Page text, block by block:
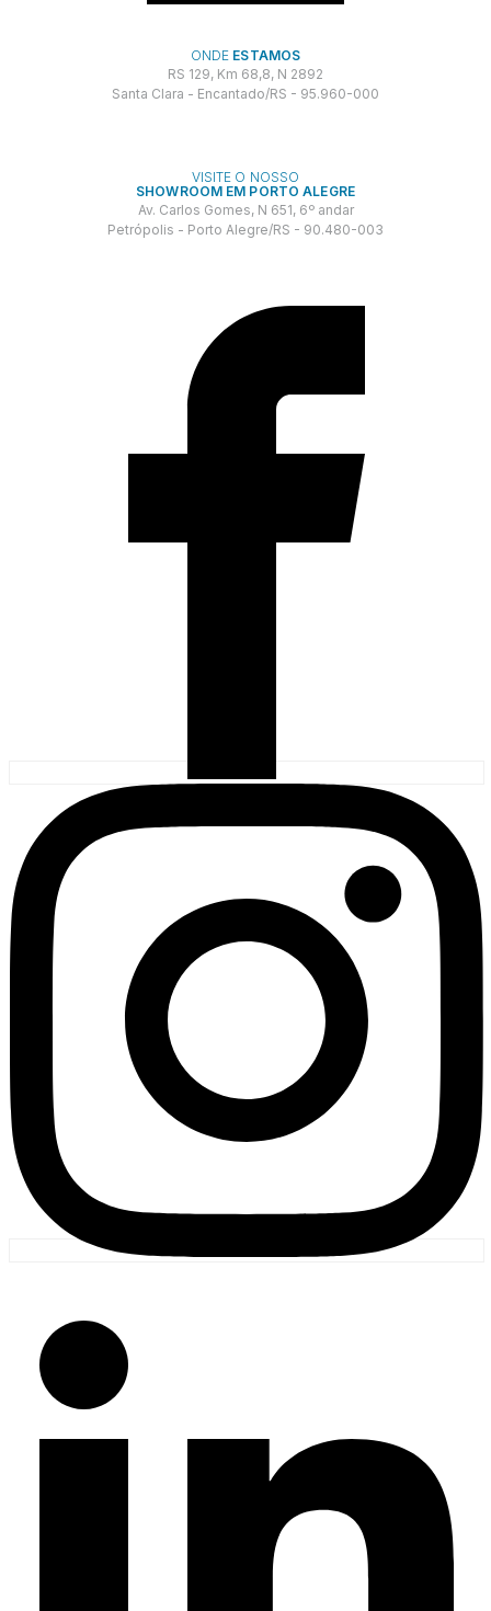
ONDE ESTAMOS
RS 129, Km 68,8, N 2892
Santa Clara - Encantado/RS - 95.960-000
VISITE O NOSSO
SHOWROOM EM PORTO ALEGRE
Av. Carlos Gomes, N 651, 6º andar
Petrópolis - Porto Alegre/RS - 90.480-003